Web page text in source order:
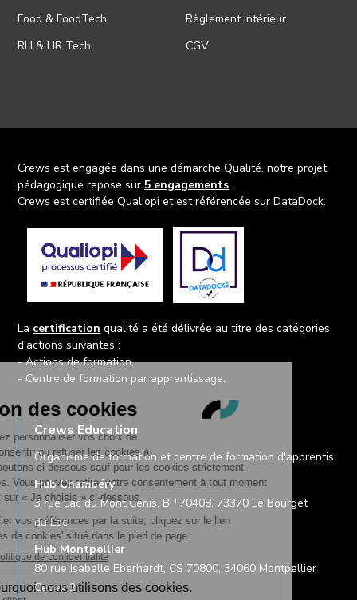
Food & FoodTech
RH & HR Tech
Règlement intérieur
CGV
Crews est engagée dans une démarche Qualité, notre projet
pédagogique repose sur 5 engagements.
Crews est certifiée Qualiopi et est référencée sur DataDock.
La certification qualité a été délivrée au titre des catégories
d'actions suivantes :
- Actions de formation,
- Centre de formation par apprentissage.
Crews Education
Organisme de formation et centre de formation d'apprentis
Hub Chambéry
3 rue Lac du Mont Cenis, BP 70408, 73370 Le Bourget
du Lac
Hub Montpellier
80 rue Isabelle Eberhardt, CS 70800, 34060 Montpellier
Cedex 2